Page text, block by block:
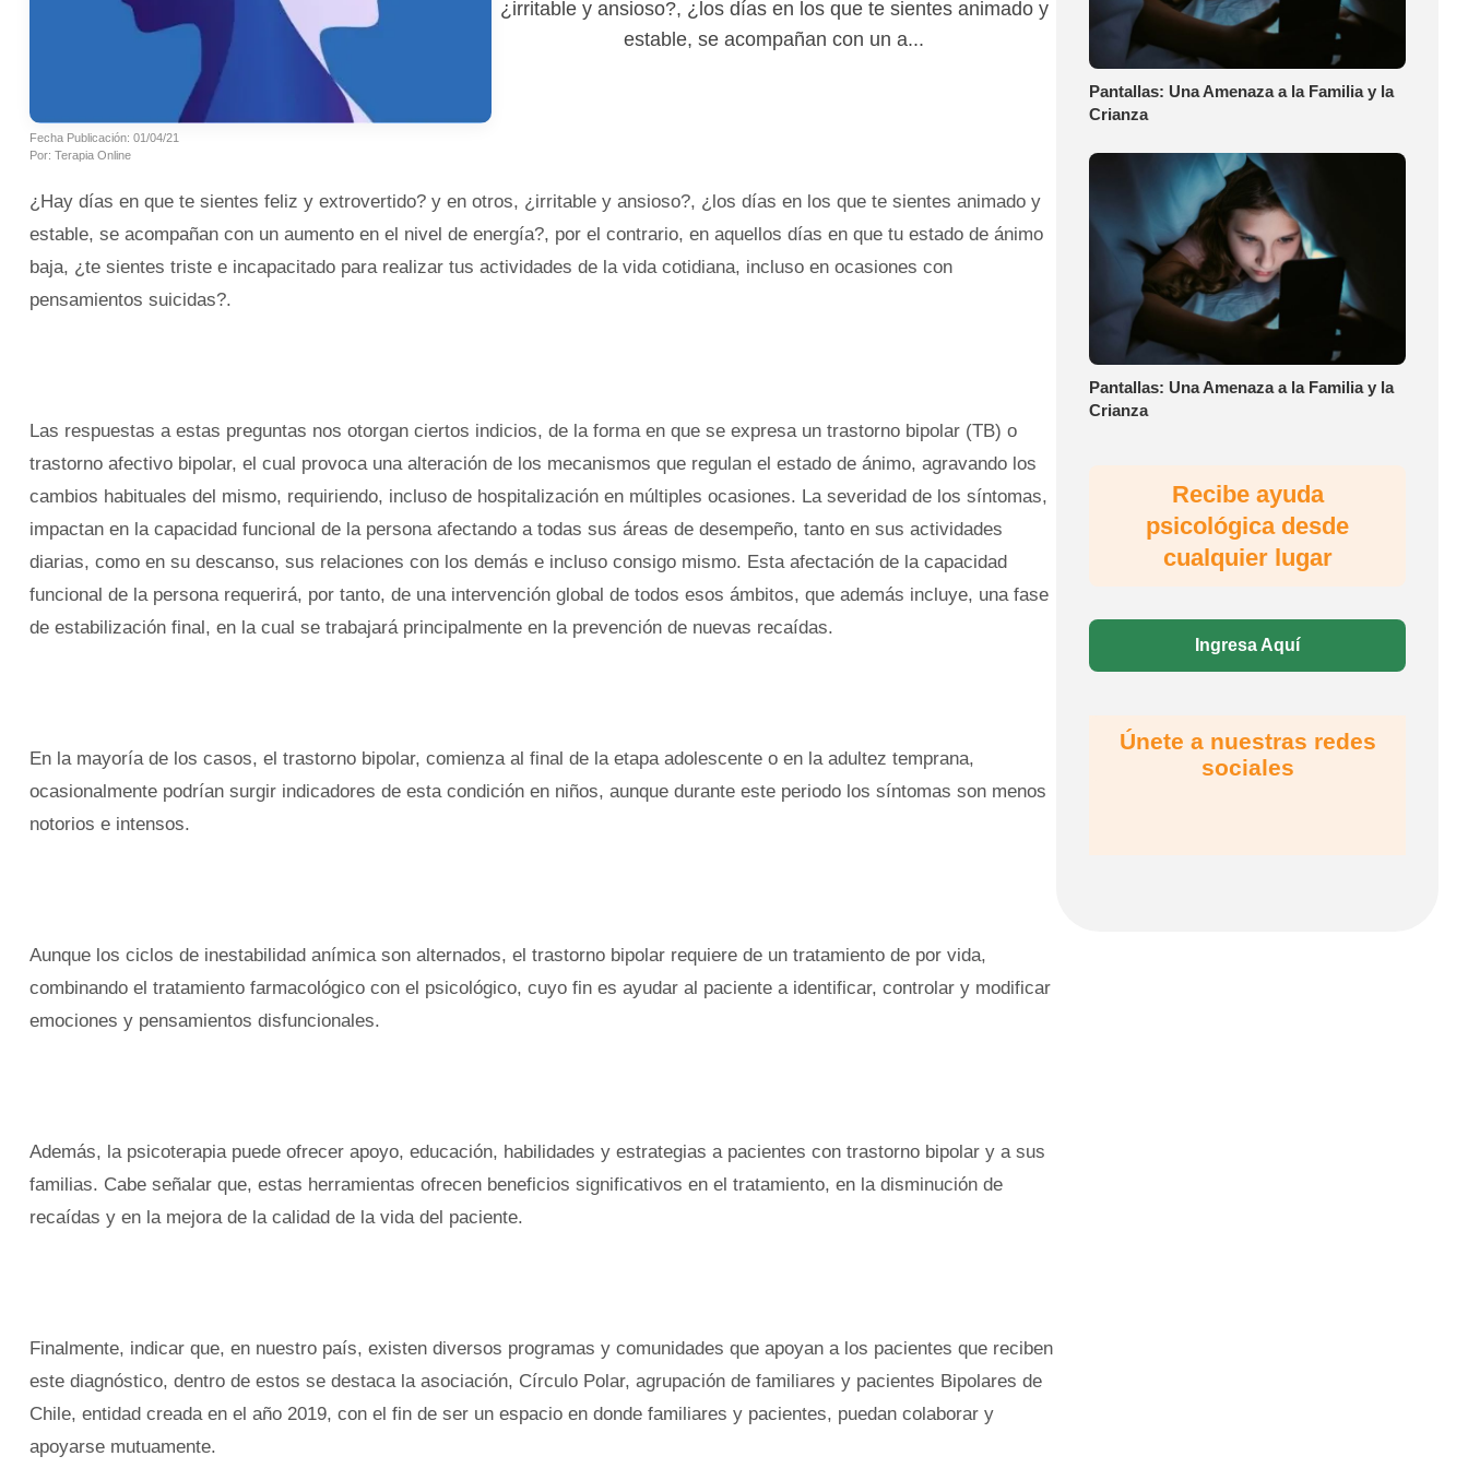
Fecha Publicación: 01/04/21
Por: Terapia Online
¿irritable y ansioso?, ¿los días en los que te sientes animado y
estable, se acompañan con un a...
¿Hay días en que te sientes feliz y extrovertido? y en otros, ¿irritable y ansioso?, ¿los días en los que te sientes animado y
estable, se acompañan con un aumento en el nivel de energía?, por el contrario, en aquellos días en que tu estado de ánimo
baja, ¿te sientes triste e incapacitado para realizar tus actividades de la vida cotidiana, incluso en ocasiones con
pensamientos suicidas?.
Las respuestas a estas preguntas nos otorgan ciertos indicios, de la forma en que se expresa un trastorno bipolar (TB) o
trastorno afectivo bipolar, el cual provoca una alteración de los mecanismos que regulan el estado de ánimo, agravando los
cambios habituales del mismo, requiriendo, incluso de hospitalización en múltiples ocasiones. La severidad de los síntomas,
impactan en la capacidad funcional de la persona afectando a todas sus áreas de desempeño, tanto en sus actividades
diarias, como en su descanso, sus relaciones con los demás e incluso consigo mismo. Esta afectación de la capacidad
funcional de la persona requerirá, por tanto, de una intervención global de todos esos ámbitos, que además incluye, una fase
de estabilización final, en la cual se trabajará principalmente en la prevención de nuevas recaídas.
En la mayoría de los casos, el trastorno bipolar, comienza al final de la etapa adolescente o en la adultez temprana,
ocasionalmente podrían surgir indicadores de esta condición en niños, aunque durante este periodo los síntomas son menos
notorios e intensos.
Aunque los ciclos de inestabilidad anímica son alternados, el trastorno bipolar requiere de un tratamiento de por vida,
combinando el tratamiento farmacológico con el psicológico, cuyo fin es ayudar al paciente a identificar, controlar y modificar
emociones y pensamientos disfuncionales.
Además, la psicoterapia puede ofrecer apoyo, educación, habilidades y estrategias a pacientes con trastorno bipolar y a sus
familias. Cabe señalar que, estas herramientas ofrecen beneficios significativos en el tratamiento, en la disminución de
recaídas y en la mejora de la calidad de la vida del paciente.
Finalmente, indicar que, en nuestro país, existen diversos programas y comunidades que apoyan a los pacientes que reciben
este diagnóstico, dentro de estos se destaca la asociación, Círculo Polar, agrupación de familiares y pacientes Bipolares de
Chile, entidad creada en el año 2019, con el fin de ser un espacio en donde familiares y pacientes, puedan colaborar y
apoyarse mutuamente.
Pantallas: Una Amenaza a la Familia y la
Crianza
Pantallas: Una Amenaza a la Familia y la
Crianza
Recibe ayuda
psicológica desde
cualquier lugar
Ingresa Aquí
Únete a nuestras redes
sociales